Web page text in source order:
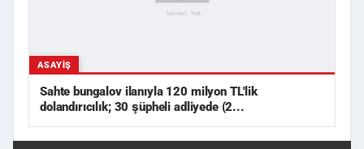
ASAYIŞ
Sahte bungalov ilanıyla 120 milyon TL'lik
dolandırıcılık; 30 şüpheli adliyede (2...